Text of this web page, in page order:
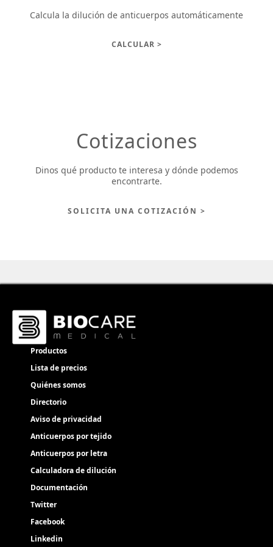
Cotizaciones
Dinos qué producto te interesa y dónde podemos
encontrarte.
SOLICITA UNA COTIZACIÓN >
Calcula la dilución de anticuerpos automáticamente
CALCULAR >
Productos
Lista de precios
Quiénes somos
Directorio
Aviso de privacidad
Anticuerpos por tejido
Anticuerpos por letra
Calculadora de dilución
Documentación
Twitter
Facebook
Linkedin